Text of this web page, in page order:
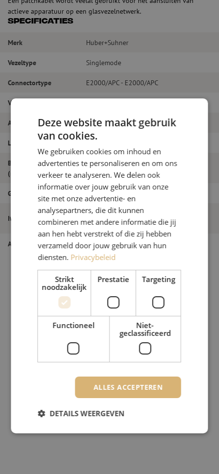
actieve apparatuur op een glasvezelnetwerk.
Specificaties
Merk Huber+Suhner
Vezeltype Singlemode
Connectortype E2000/APC - E2000/APC
Vezelsoort
Aantal vezels Simplex
Lengte 9m
Buitendiameter
(mm)
2.0
Grade
Itemnaam
Patchkabel simplex SM, E2000/APC-
E2000/APC, 2.0mm, 9m, Huber+Suhner
Artikelnummer M20000530
Deze website maakt gebruik
van cookies.
We gebruiken cookies om inhoud en
advertenties te personaliseren en om ons
verkeer te analyseren. We delen ook
informatie over jouw gebruik van onze
site met onze advertentie- en
analysepartners, die dit kunnen
combineren met andere informatie die jij
aan hen hebt verstrekt of die zij hebben
verzameld door jouw gebruik van hun
diensten. Privacybeleid
Strikt
noodzakelijk
Prestatie Targeting
Functioneel
Niet-
geclassificeerd
ALLES ACCEPTEREN
DETAILS WEERGEVEN